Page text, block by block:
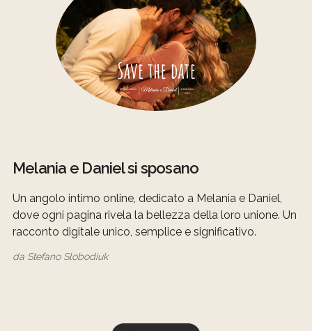
Melania e Daniel si sposano
Un angolo intimo online, dedicato a Melania e Daniel,
dove ogni pagina rivela la bellezza della loro unione. Un
racconto digitale unico, semplice e significativo.
da Stefano Slobodiuk